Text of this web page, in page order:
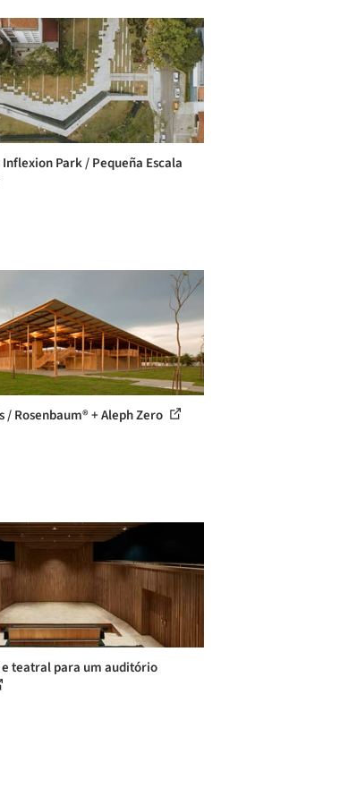
Park / Pequeña Escala
/ Rosenbaum® + Aleph Zero
teatral para um auditório